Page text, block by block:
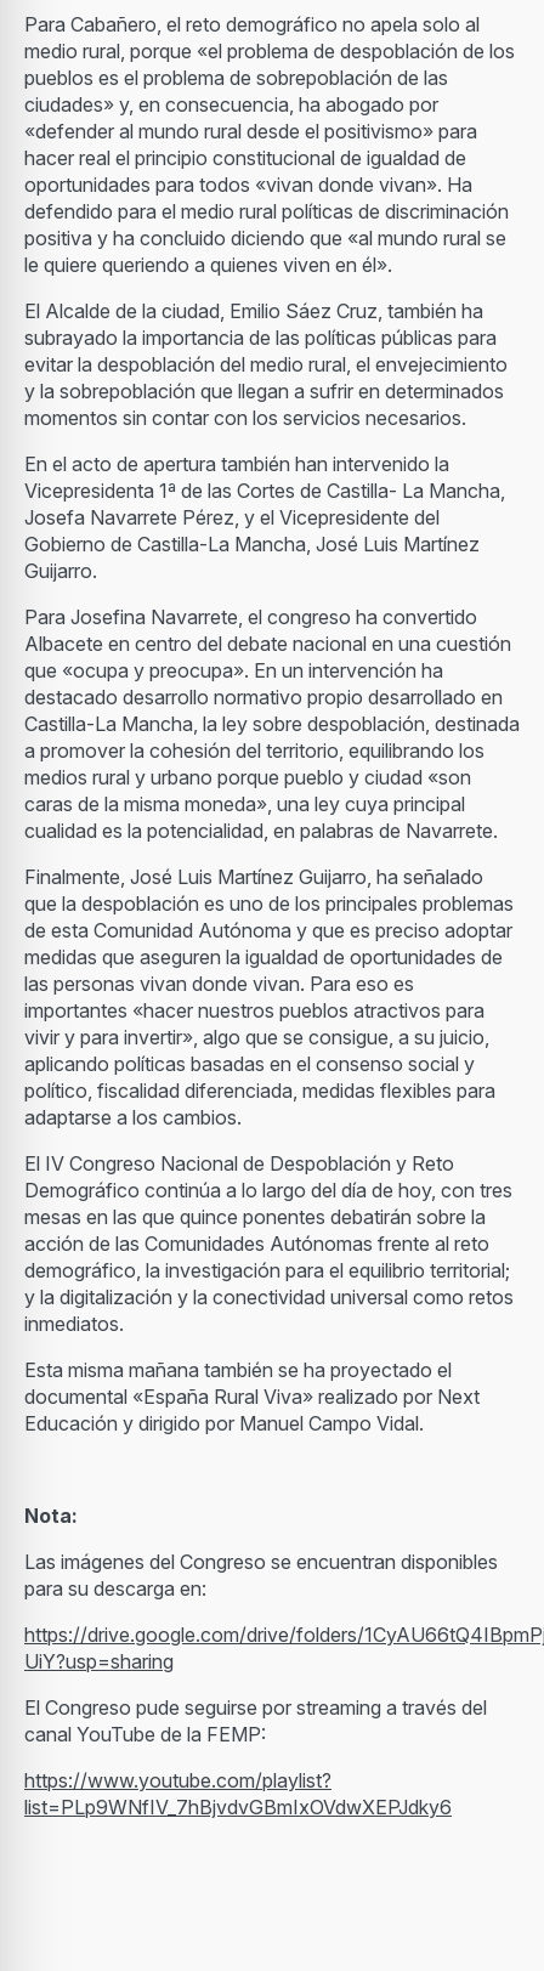
Para Cabañero, el reto demográfico no apela solo al
medio rural, porque «el problema de despoblación de los
pueblos es el problema de sobrepoblación de las
ciudades» y, en consecuencia, ha abogado por
«defender al mundo rural desde el positivismo» para
hacer real el principio constitucional de igualdad de
oportunidades para todos «vivan donde vivan». Ha
defendido para el medio rural políticas de discriminación
positiva y ha concluido diciendo que «al mundo rural se
le quiere queriendo a quienes viven en él».
El Alcalde de la ciudad, Emilio Sáez Cruz, también ha
subrayado la importancia de las políticas públicas para
evitar la despoblación del medio rural, el envejecimiento
y la sobrepoblación que llegan a sufrir en determinados
momentos sin contar con los servicios necesarios.
En el acto de apertura también han intervenido la
Vicepresidenta 1ª de las Cortes de Castilla- La Mancha,
Josefa Navarrete Pérez, y el Vicepresidente del
Gobierno de Castilla-La Mancha, José Luis Martínez
Guijarro.
Para Josefina Navarrete, el congreso ha convertido
Albacete en centro del debate nacional en una cuestión
que «ocupa y preocupa». En un intervención ha
destacado desarrollo normativo propio desarrollado en
Castilla-La Mancha, la ley sobre despoblación, destinada
a promover la cohesión del territorio, equilibrando los
medios rural y urbano porque pueblo y ciudad «son
caras de la misma moneda», una ley cuya principal
cualidad es la potencialidad, en palabras de Navarrete.
Finalmente, José Luis Martínez Guijarro, ha señalado
que la despoblación es uno de los principales problemas
de esta Comunidad Autónoma y que es preciso adoptar
medidas que aseguren la igualdad de oportunidades de
las personas vivan donde vivan. Para eso es
importantes «hacer nuestros pueblos atractivos para
vivir y para invertir», algo que se consigue, a su juicio,
aplicando políticas basadas en el consenso social y
político, fiscalidad diferenciada, medidas flexibles para
adaptarse a los cambios.
El IV Congreso Nacional de Despoblación y Reto
Demográfico continúa a lo largo del día de hoy, con tres
mesas en las que quince ponentes debatirán sobre la
acción de las Comunidades Autónomas frente al reto
demográfico, la investigación para el equilibrio territorial;
y la digitalización y la conectividad universal como retos
inmediatos.
Esta misma mañana también se ha proyectado el
documental «España Rural Viva» realizado por Next
Educación y dirigido por Manuel Campo Vidal.
Nota:
Las imágenes del Congreso se encuentran disponibles
para su descarga en:
https://drive.google.com/drive/folders/
UiY?usp=sharing
El Congreso pude seguirse por streaming a través del
canal YouTube de la FEMP:
https://www.youtube.com/playlist?
list=PLp9WNfIV_7hBjvdvGBmIxOVdwXEPJdky6